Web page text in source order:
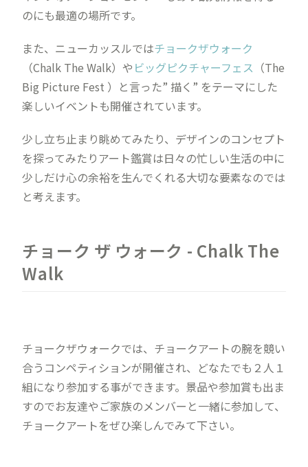
のにも最適の場所です。
また、ニューカッスルではチョークザウォーク
（Chalk The Walk）や ビッグピクチャーフェス （The
Big Picture Fest ）と言った” 描く” をテーマにした
楽しいイベントも開催されています。
少し立ち止まり眺めてみたり、デザインのコンセプト
を探ってみたりアート鑑賞は日々の忙しい生活の中に
少しだけ心の余裕を生んでくれる大切な要素なのでは
と考えます。
チョーク ザ ウォーク - Chalk The
Walk
チョークザウォークでは、チョークアートの腕を競い
合うコンペティションが開催され、どなたでも２人１
組になり参加する事ができます。景品や参加賞も出ま
すのでお友達やご家族のメンバーと一緒に参加して、
チョークアートをぜひ楽しんでみて下さい。